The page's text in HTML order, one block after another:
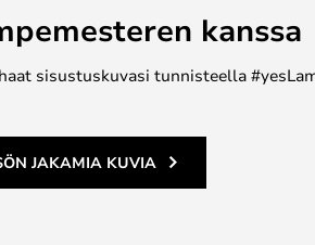
kanssa
sisustuskuvasi tunnisteella
JAKAMIA KUVIA